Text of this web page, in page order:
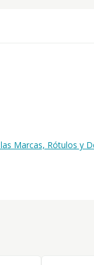
Marcas, Rótulos y